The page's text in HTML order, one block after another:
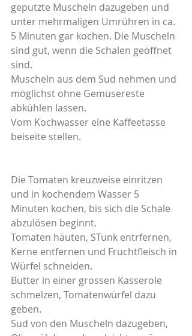
geputzte Muscheln dazugeben und
unter mehrmaligen Umrühren in ca.
5 Minuten gar kochen. Die Muscheln
sind gut, wenn die Schalen geöffnet
sind.
Muscheln aus dem Sud nehmen und
möglichst ohne Gemüsereste
abkühlen lassen.
Vom Kochwasser eine Kaffeetasse
beiseite stellen.
Die Tomaten kreuzweise einritzen
und in kochendem Wasser 5
Minuten kochen, bis sich die Schale
abzulösen beginnt.
Tomaten häuten, STunk entrfernen,
Kerne entfernen und Fruchtfleisch in
Würfel schneiden.
Butter in einer grossen Kasserole
schmelzen, Tomatenwürfel dazu
geben.
Sud von den Muscheln dazugeben,